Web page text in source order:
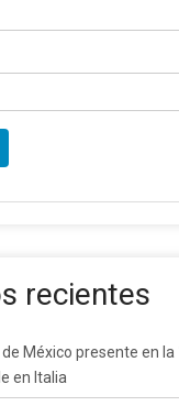
recientes
de México presente en la
en Italia